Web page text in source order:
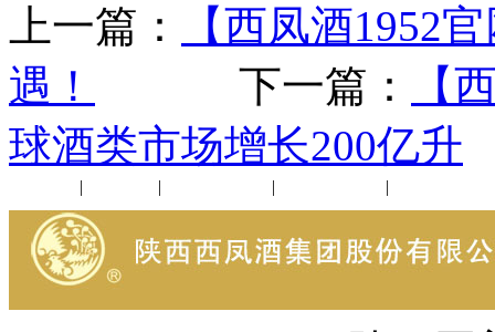
上一篇：
【西凤酒1952
遇！
下一篇：
【
球酒类市场增长200亿升
| | | |